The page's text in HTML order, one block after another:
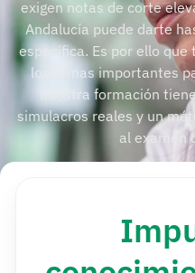
exigen notas de corte
Andalucía puede darte
específica. Es por ello
los temas importantes
nuestra formación
simulacros reales y un
al examen